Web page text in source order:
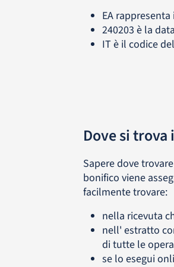
EA
240203 è la
IT è il codice
Dove si trova
Sapere dove
bonifico viene
facilmente trovare:
nella ricevuta
nell' estratto
di tutte le
se lo esegui